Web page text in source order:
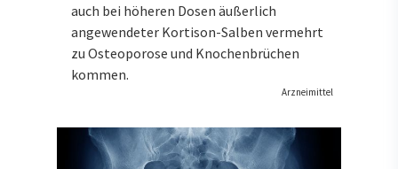
auch bei höheren Dosen äußerlich
angewendeter Kortison-Salben vermehrt
zu Osteoporose und Knochenbrüchen
kommen.
Arzneimittel